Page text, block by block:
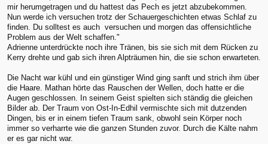
mir herumgetragen und du hattest das Pech es jetzt abzubekommen.
Nun werde ich versuchen trotz der Schauergeschichten etwas Schlaf zu
finden. Du solltest es auch versuchen und morgen das offensichtliche
Problem aus der Welt schaffen."
Adrienne unterdrückte noch ihre Tränen, bis sie sich mit dem Rücken zu
Kerry drehte und gab sich ihren Alpträumen hin, die sie schon erwarteten.
Die Nacht war kühl und ein günstiger Wind ging sanft und strich ihm über
die Haare. Mathan hörte das Rauschen der Wellen, doch hatte er die
Augen geschlossen. In seinem Geist spielten sich ständig die gleichen
Bilder ab. Der Traum von Ost-In-Edhil vermischte sich mit dutzenden
Dingen, bis er in einem tiefen Traum sank, obwohl sein Körper noch
immer so verharrte wie die ganzen Stunden zuvor. Durch die Kälte nahm
er es gar nicht war.